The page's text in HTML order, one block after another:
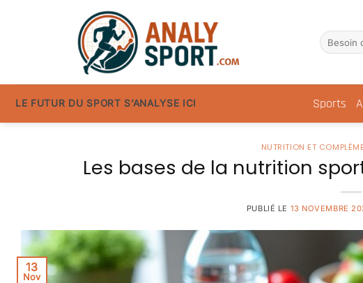
LE FUTUR DU SPORT S’ANALYSE ICI Sports
NUTRITION ET
Les bases de la nutrition
PUBLIÉ LE 13 NOVEMBRE
13
Nov